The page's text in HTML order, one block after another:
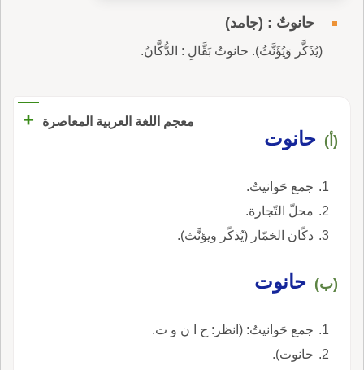
حانوتٌ : (جامد)
(يُذَكَّر وَيُؤَنَّثُ). حانوتُ بَقَّالِ : الدُّكَّانُ.
معجم اللغة العربية المعاصرة +
(أ) حانوت
جمع حَوانيتُ.
محلّ التّجارة.
دكّان الخمّار (يُذكّر ويؤنَّث).
(ب) حانوت
جمع حَوانيتُ: (انظر: ح ا ن و ت.
حانوت).